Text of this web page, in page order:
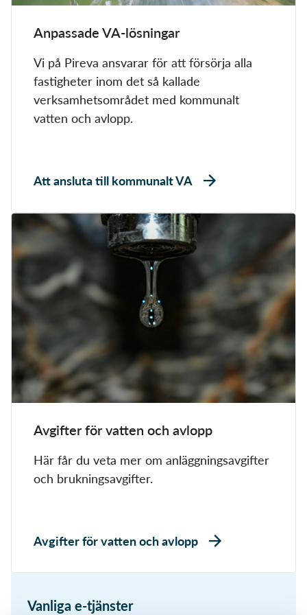
Anpassade VA-lösningar
Vi på Pireva ansvarar för att försörja alla
fastigheter inom det så kallade
verksamhetsområdet med kommunalt
vatten och avlopp.
Att ansluta till kommunalt VA
Avgifter för vatten och avlopp
Här får du veta mer om anläggningsavgifter
och brukningsavgifter.
Avgifter för vatten och avlopp
Vanliga e-tjänster